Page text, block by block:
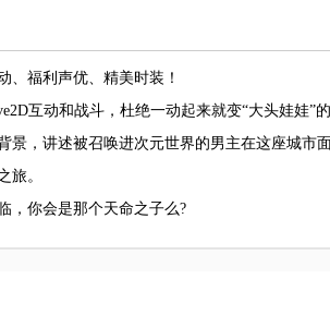
、福利声优、精美时装！
互动和战斗，杜绝一动起来就变“大头娃娃”
景，讲述被召唤进次元世界的男主在这座城市
旅。
，你会是那个天命之子么?